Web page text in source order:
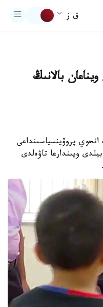
ق ز
بالانىڭ
پروۆينسياسىنداعى
ويىندارعا تاۋەلدى